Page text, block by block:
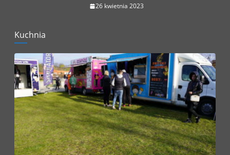
26 kwietnia 2023
Kuchnia